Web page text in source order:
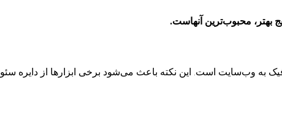
بهتر، محبوب‌ترین آنهاست.
به وب‌سایت است. این نکته باعث می‌شود برخی ابزارها از دایره سئو